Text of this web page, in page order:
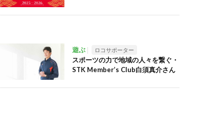
遊ぶ ロコサポーター
スポーツの力で地域の人々を繋ぐ・
STK Member’s Club白須真介さん